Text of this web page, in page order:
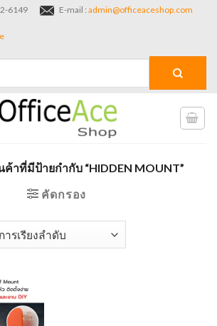
6149 E-mail : admin@officeaceshop.com
ค้าที่มีป้ายกำกับ “HIDDEN MOUNT”
คัดกรอง